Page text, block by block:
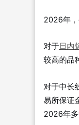
2026年，
对于日内
较高的品
对于中长
易所保证
2026年多